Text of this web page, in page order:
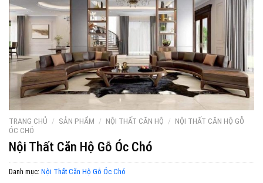
TRANG CHỦ / SẢN PHẨM / NỘI THẤT CĂN HỘ / NỘI THẤT CĂN HỘ GỖ
ÓC CHÓ
Nội Thất Căn Hộ Gỗ Óc Chó
Danh mục: Nội Thất Căn Hộ Gỗ Óc Chó